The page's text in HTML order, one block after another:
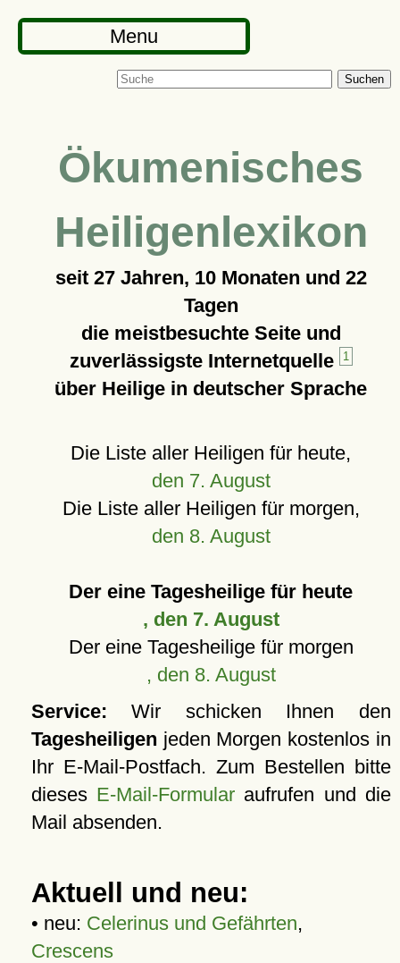
Menu
Suchen
Ökumenisches
Heiligenlexikon
seit 27 Jahren, 10 Monaten und 22
Tagen
die meistbesuchte Seite und
zuverlässigste Internetquelle
1
über Heilige in deutscher Sprache
Die Liste aller Heiligen für heute,
den 7. August
Die Liste aller Heiligen für morgen,
den 8. August
Der eine Tagesheilige für heute
, den 7. August
Der eine Tagesheilige für morgen
, den 8. August
Service: Wir schicken Ihnen den
Tagesheiligen jeden Morgen kostenlos in
Ihr E-Mail-Postfach. Zum Bestellen bitte
dieses E-Mail-Formular aufrufen und die
Mail absenden.
Aktuell und neu:
• neu: Celerinus und Gefährten,
Crescens